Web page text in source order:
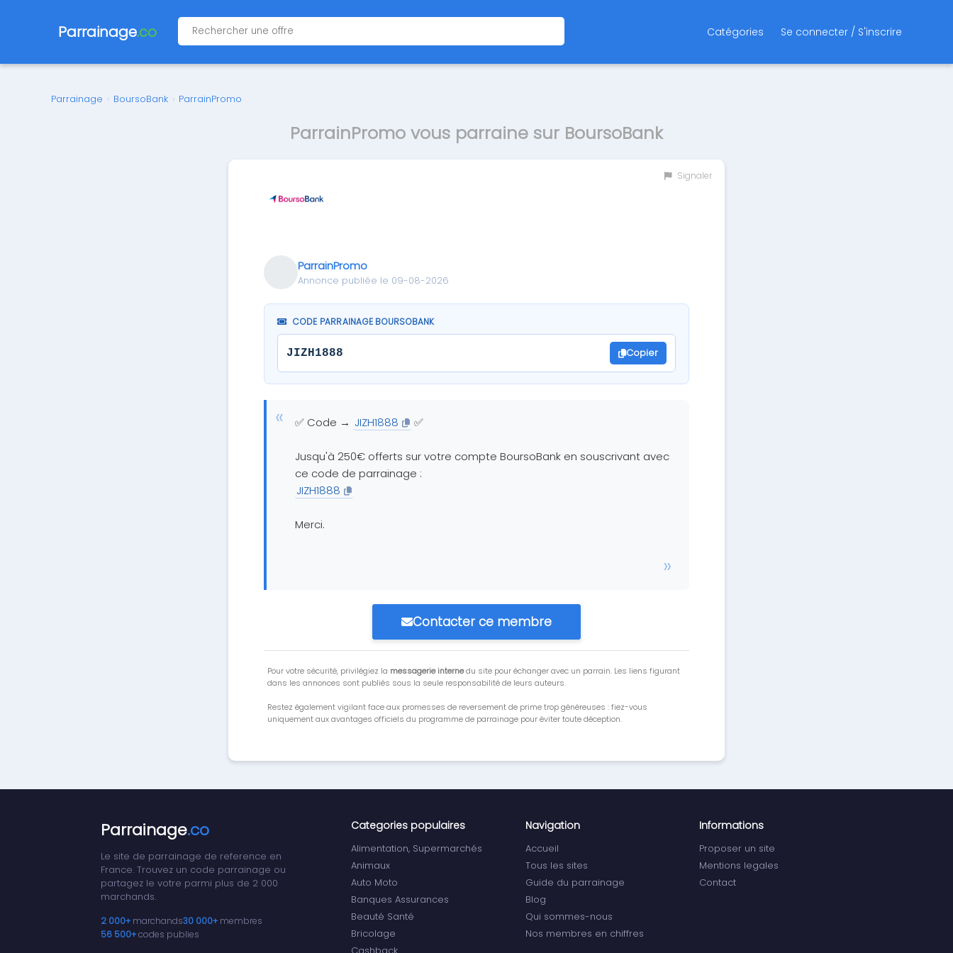
Parrainage.co Catégories Se connecter / S'inscrire
Parrainage › BoursoBank › ParrainPromo
ParrainPromo vous parraine sur BoursoBank
Signaler
ParrainPromo
Annonce publiée le 09-08-2026
CODE PARRAINAGE BOURSOBANK
JIZH1888 Copier
✅ㅤ Code → JIZH1888
ㅤ✅
Jusqu'à 250€ offerts sur votre compte BoursoBank en souscrivant avec
ce code de parrainage :
JIZH1888
Merci.
Contacter ce membre
Pour votre sécurité, privilégiez la messagerie internedu site pour échanger avec un parrain. Les liens figurant
dans les annonces sont publiés sous la seule responsabilité de leurs auteurs.
Restez également vigilant face aux promesses de reversement de prime trop généreuses : fiez-vous
uniquement aux avantages officiels du programme de parrainage pour éviter toute déception.
Parrainage.co
Le site de parrainage de reference en
France. Trouvez un code parrainage ou
partagez le votre parmi plus de 2 000
marchands.
2 000+ marchands30 000+ membres
56 500+codes publies
Categories populaires
Alimentation, Supermarchés
Animaux
Auto Moto
Banques Assurances
Beauté Santé
Bricolage
Navigation
Accueil
Tous les sites
Guide du parrainage
Blog
Qui sommes-nous
Nos membres en chiffres
Informations
Proposer un site
Mentions legales
Contact